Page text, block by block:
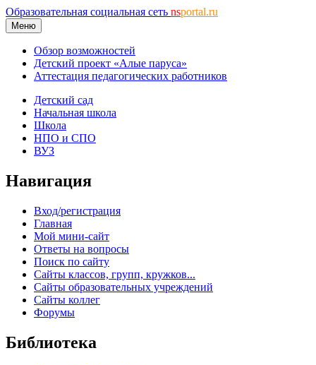
Образовательная социальная сеть nsportal.ru
Меню
Обзор возможностей
Детский проект «Алые паруса»
Аттестация педагогических работников
Детский сад
Начальная школа
Школа
НПО и СПО
ВУЗ
Навигация
Вход/регистрация
Главная
Мой мини-сайт
Ответы на вопросы
Поиск по сайту
Сайты классов, групп, кружков...
Сайты образовательных учреждений
Сайты коллег
Форумы
Библиотека